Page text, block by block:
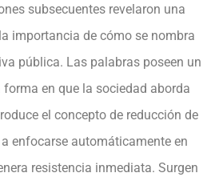
subsecuentes revelaron una
importancia de cómo se nombra
pública. Las palabras poseen un
en que la sociedad aborda
el concepto de reducción de
enfocarse automáticamente en
resistencia inmediata. Surgen